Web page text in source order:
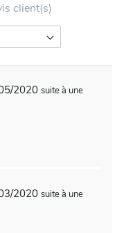
client(s)
2020 suite à une
2020 suite à une